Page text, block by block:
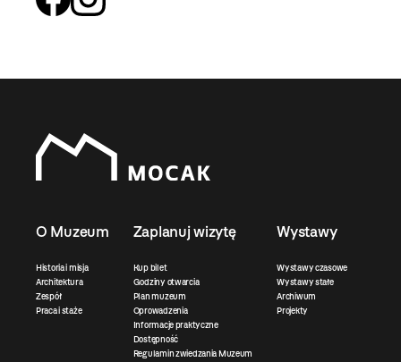
O Muzeum
Historia i misja
Architektura
Zespół
Praca i staże
Zaplanuj wizytę
Kup bilet
Godziny otwarcia
Plan muzeum
Oprowadzenia
Informacje praktyczne
Dostępność
Regulamin zwiedzania Muzeum
Wystawy
Wystawy czasowe
Wystawy stałe
Archiwum
Projekty